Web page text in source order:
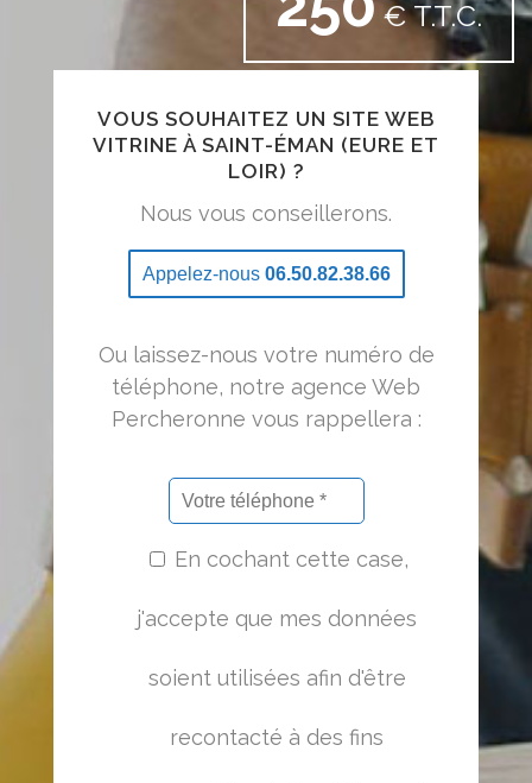
€ T.T.C.
VOUS SOUHAITEZ UN SITE WEB
VITRINE À SAINT-ÉMAN (EURE ET
LOIR) ?
Nous vous conseillerons.
Appelez-nous 06.50.82.38.66
Ou laissez-nous votre numéro de
téléphone, notre agence Web
Percheronne vous rappellera :
En cochant cette case,
j'accepte que mes données
soient utilisées afin d'être
recontacté à des fins